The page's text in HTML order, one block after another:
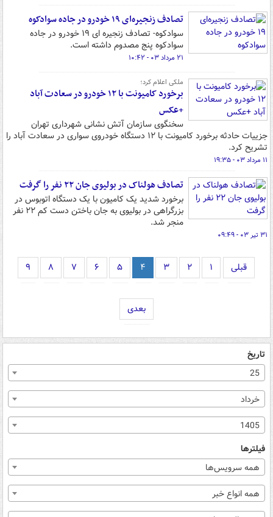
تصادف زنجیره‌ای ۱۹ خودرو در جاده سوادکوه
سوادکوه- تصادف زنجیره ای ۱۹ خودرو در جاده
سوادکوه پنج مصدوم داشته است.
۲۱ مرداد ۰۳ - ۱۰:۴۲
ملکی اعلام کرد؛
برخورد کامیونت با ۱۲ خودرو در سعادت آباد
+عکس
سخنگوی سازمان آتش نشانی شهرداری تهران
جزییات حادثه برخورد کامیونت با ۱۲ دستگاه خودروی سواری در سعادت آباد را
تشریح کرد.
۱۱ مرداد ۰۳ - ۱۹:۳۵
تصادف هولناک در بولیوی جان ۲۲ نفر را گرفت
برخورد شدید یک کامیون با یک دستگاه اتوبوس در
بزرگراهی در بولیوی به جان باختن دست کم ۲۲ نفر
منجر شد.
۳۱ تیر ۰۳ - ۰۹:۴۹
قبلی ۱ ۲ ۳ ۴ ۵ ۶ ۷ ۸ ۹
بعدی
تاریخ
25
خرداد
1405
فیلترها
همه سرویس‌ها
همه انواع خبر